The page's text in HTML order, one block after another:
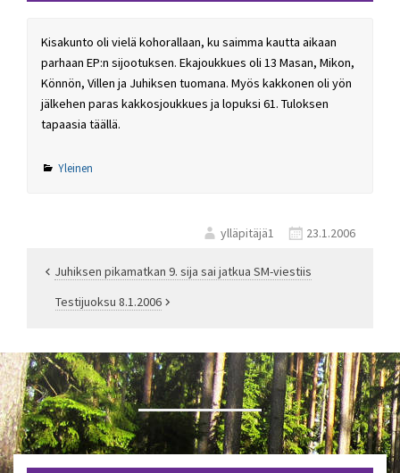
Kisakunto oli vielä kohorallaan, ku saimma kautta aikaan
parhaan EP:n sijootuksen. Ekajoukkues oli 13 Masan, Mikon,
Könnön, Villen ja Juhiksen tuomana. Myös kakkonen oli yön
jälkehen paras kakkosjoukkues ja lopuksi 61. Tuloksen
tapaasia täällä.
Yleinen
ylläpitäjä1 23.1.2006
Artikkelien
Juhiksen pikamatkan 9. sija sai jatkua SM-viestiis
Testijuoksu 8.1.2006